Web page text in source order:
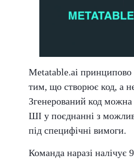
Metatable.ai принципово
тим, що створює код, а
Згенерований код можна
ШІ у поєднанні з
під специфічні вимоги.
Команда наразі налічує